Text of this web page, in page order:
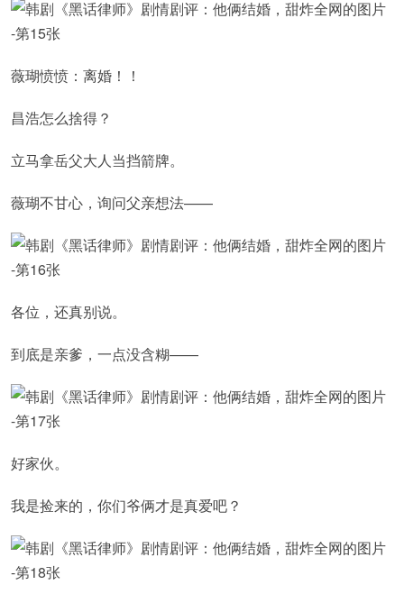
薇瑚愤愤：离婚！！
昌浩怎么捨得？
立马拿岳父大人当挡箭牌。
薇瑚不甘心，询问父亲想法——
各位，还真别说。
到底是亲爹，一点没含糊——
好家伙。
我是捡来的，你们爷俩才是真爱吧？